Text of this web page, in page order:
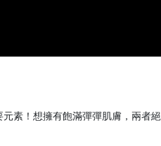
素！想擁有飽滿彈彈肌膚，兩者絕